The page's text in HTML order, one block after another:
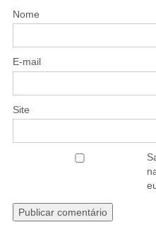
Nome
E-mail
Site